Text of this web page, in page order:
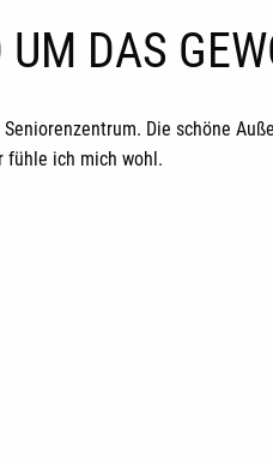
DAS
Die schöne
fühle ich mich wohl.